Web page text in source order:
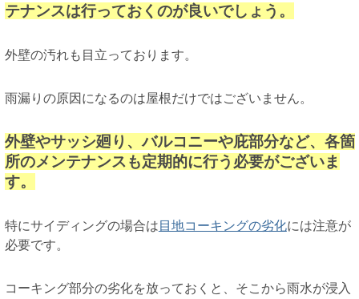
テナンスは行っておくのが良いでしょう。
外壁の汚れも目立っております。
雨漏りの原因になるのは屋根だけではございません。
外壁やサッシ廻り、バルコニーや庇部分など、各箇
所のメンテナンスも定期的に行う必要がございま
す。
特にサイディングの場合は 目地コーキングの劣化には注意が
必要です。
コーキング部分の劣化を放っておくと、そこから雨水が浸入